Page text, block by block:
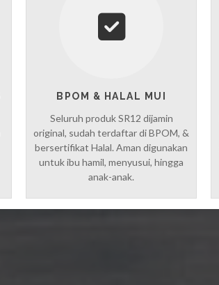
BPOM & HALAL MUI
Seluruh produk SR12 dijamin
original, sudah terdaftar di BPOM, &
bersertifikat Halal. Aman digunakan
untuk ibu hamil, menyusui, hingga
anak-anak.